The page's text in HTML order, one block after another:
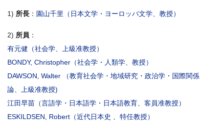
1) 所長 ： 園山千里（日本文学・ヨーロッパ文学、教授）
2) 所員 ：
有元健（社会学、上級准教授）
BONDY, Christopher（社会学・人類学、教授）
DAWSON, Walter （教育社会学・地域研究・政治学・国際関係
論 、上級准教授)
江田早苗（言語学・日本語学・日本語教育 、客員准教授）
ESKILDSEN, Robert（近代日本史 、特任教授）